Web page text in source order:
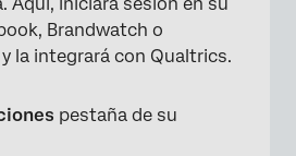
Brandwatch o
y la integrará con Qualtrics.
pestaña de su